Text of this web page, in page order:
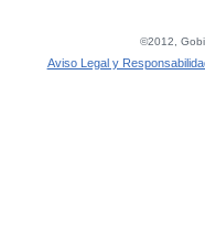
©2012,
Aviso Legal y